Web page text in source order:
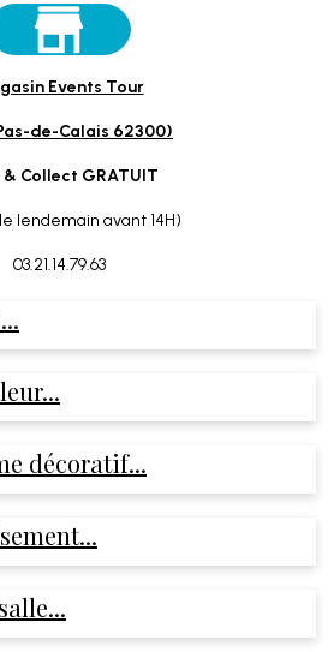
Events Tour
de-Calais 62300)
Collect GRATUIT
lendemain avant 14H)
03.21.14.79.63
décoratif...